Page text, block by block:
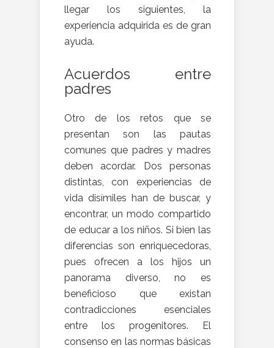
llegar los siguientes, la
experiencia adquirida es de gran
ayuda.
Acuerdos entre
padres
Otro de los retos que se
presentan son las pautas
comunes que padres y madres
deben acordar. Dos personas
distintas, con experiencias de
vida disímiles han de buscar, y
encontrar, un modo compartido
de educar a los niños. Si bien las
diferencias son enriquecedoras,
pues ofrecen a los hijos un
panorama diverso, no es
beneficioso que existan
contradicciones esenciales
entre los progenitores. El
consenso en las normas básicas